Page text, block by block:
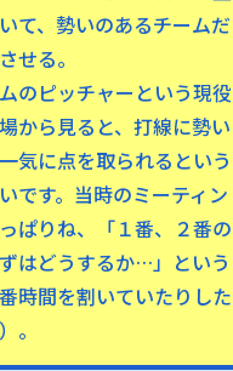
て、勢いのあるチームだ
せる。
のピッチャーという現役
から見ると、打線に勢い
気に点を取られるという
です。当時のミーティン
ぱりね、「１番、２番の
はどうするか…」という
時間を割いていたりした
。